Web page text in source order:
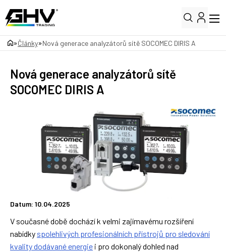
»Články»Nová generace analyzátorů sítě SOCOMEC DIRIS A
Nová generace analyzátorů sítě
SOCOMEC DIRIS A
Datum: 10.04.2025
V současné době dochází k velmi zajímavému rozšíření
nabídky spolehlivých profesionálních přístrojů pro sledování
kvality dodávané energie i pro dokonalý dohled nad